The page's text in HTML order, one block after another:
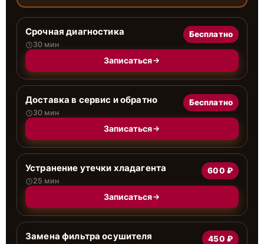
Срочная диагностика
30 мин
Бесплатно
Записаться
Доставка в сервис и обратно
30 мин
Бесплатно
Записаться
Устранение утечки хладагента
25 мин
600 ₽
Записаться
Замена фильтра осушителя 450 ₽